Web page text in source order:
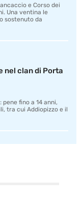
e Corso dei
Una ventina le
sostenuto da
nel clan di Porta
fino a 14 anni,
tra cui Addiopizzo e il